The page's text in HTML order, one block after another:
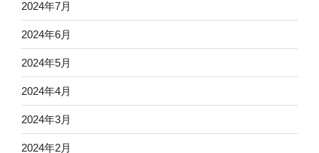
2024年7月
2024年6月
2024年5月
2024年4月
2024年3月
2024年2月